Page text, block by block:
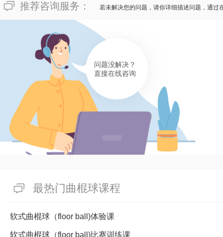
推荐咨询服务： 若未解决您的问题，请你详细描述问题，通过
问题没解决？
直接在线咨询
最热门曲棍球课程
软式曲棍球（floor ball)体验课
软式曲棍球（floor ball)比赛训练课